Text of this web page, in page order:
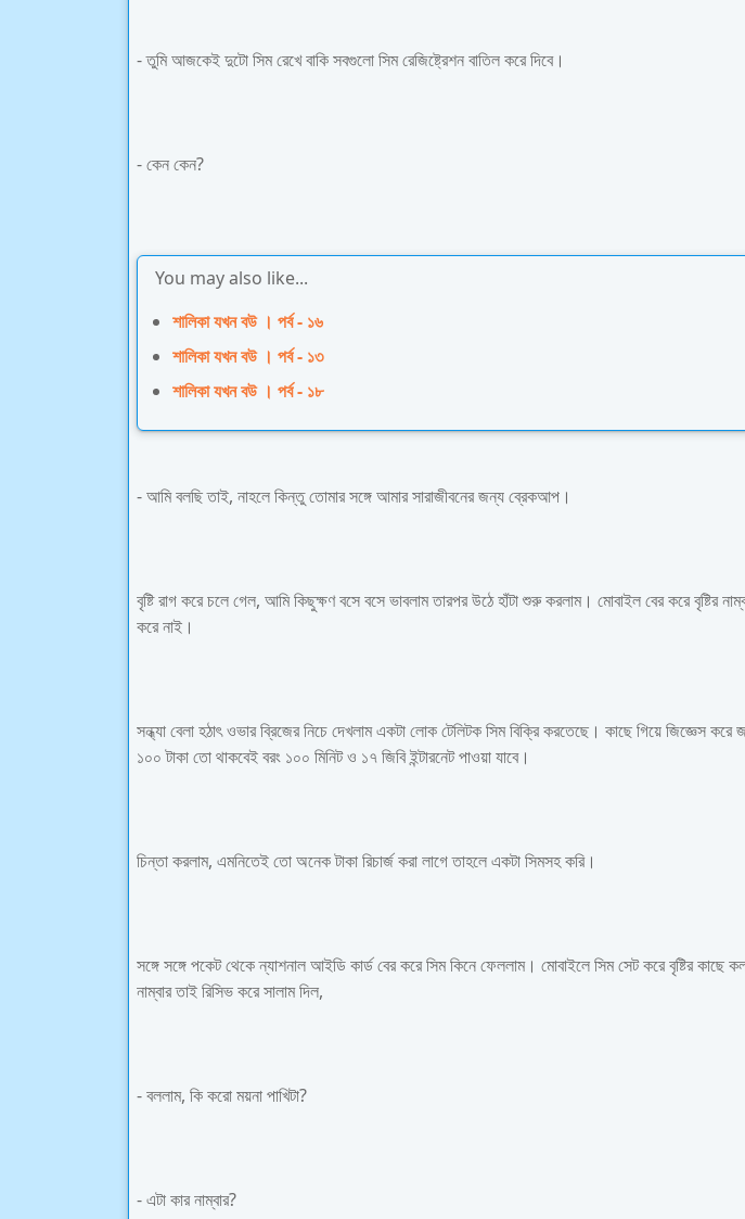
- তুমি আজকেই দুটো সিম রেখে বাকি সবগুলো সিম রেজিষ্ট্রেশন বাতিল করে দিবে।
- কেন কেন?
You may also like...
শালিকা যখন বউ । পর্ব - ১৬
শালিকা যখন বউ । পর্ব - ১৩
শালিকা যখন বউ । পর্ব - ১৮
- আমি বলছি তাই, নাহলে কিন্তু তোমার সঙ্গে আমার সারাজীবনের জন্য ব্রেকআপ।
বৃষ্টি রাগ করে চলে গেল, আমি কিছুক্ষণ বসে বসে ভাবলাম তারপর উঠে হাঁটা শুরু করলাম। মোবাইল বের করে বৃষ্টির
করে নাই।
সন্ধ্যা বেলা হঠাৎ ওভার ব্রিজের নিচে দেখলাম একটা লোক টেলিটক সিম বিক্রি করতেছে। কাছে গিয়ে জিজ্ঞেস করে
১০০ টাকা তো থাকবেই বরং ১০০ মিনিট ও ১৭ জিবি ইন্টারনেট পাওয়া যাবে।
চিন্তা করলাম, এমনিতেই তো অনেক টাকা রিচার্জ করা লাগে তাহলে একটা সিমসহ করি।
সঙ্গে সঙ্গে পকেট থেকে ন্যাশনাল আইডি কার্ড বের করে সিম কিনে ফেললাম। মোবাইলে সিম সেট করে বৃষ্টির কাছে
নাম্বার তাই রিসিভ করে সালাম দিল,
- বললাম, কি করো ময়না পাখিটা?
- এটা কার নাম্বার?